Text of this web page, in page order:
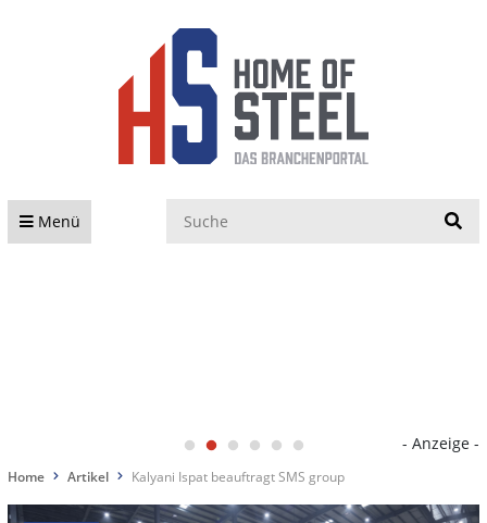
Menü
- Anzeige -
Home Artikel Kalyani Ispat beauftragt SMS group